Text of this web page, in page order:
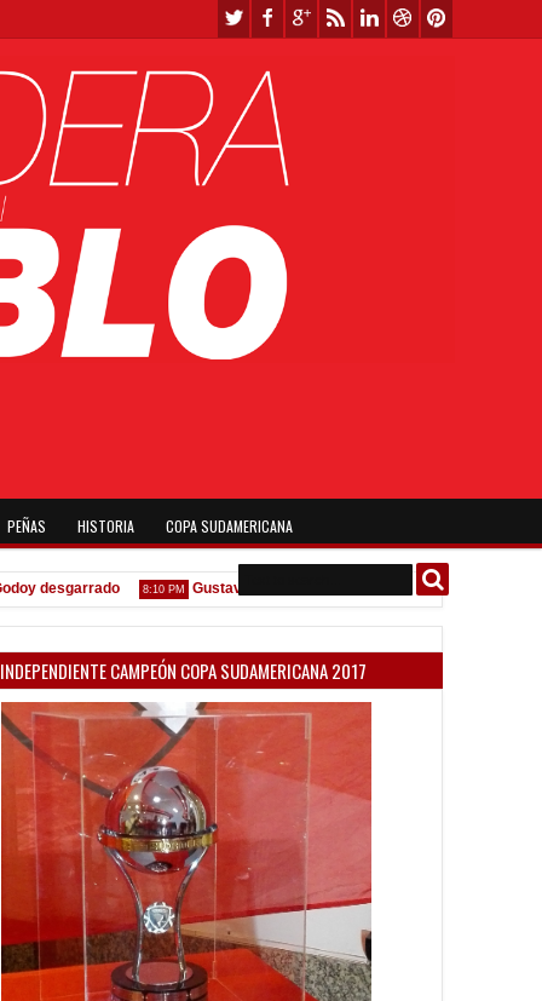
PEÑAS HISTORIA COPA SUDAMERICANA
desgarrado 8:10 PM Gustavo López: "La diferencia entre Vélez e
INDEPENDIENTE CAMPEÓN COPA SUDAMERICANA 2017